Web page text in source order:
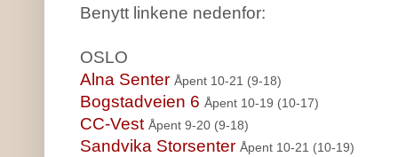
Benytt linkene nedenfor:
OSLO
Alna Senter Åpent 10-21 (9-18)
Bogstadveien 6 Åpent 10-19 (10-17)
CC-Vest Åpent 9-20 (9-18)
Sandvika Storsenter Åpent 10-21 (10-19)